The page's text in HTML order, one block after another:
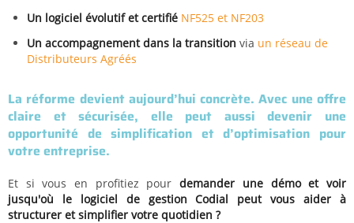
Un logiciel évolutif et certifié NF525 et NF203
Un accompagnement dans la transition via un réseau de
Distributeurs Agréés
La réforme devient aujourd’hui concrète. Avec une offre
claire et sécurisée, elle peut aussi devenir une
opportunité de simplification et d’optimisation pour
votre entreprise.
Et si vous en profitiez pourdemander une démo et voir
jusqu'où le logiciel de gestion Codial peut vous aider à
structurer et simplifier votre quotidien ?